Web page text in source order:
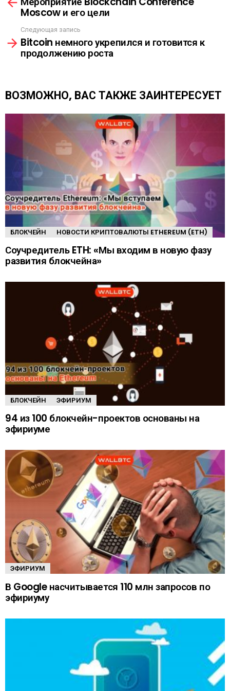
К
А
е
щ
Moscow и его цели
Следующая запись
Bitcoin немного укрепился и готовится к
продолжению роста
ВОЗМОЖНО, ВАС ТАКЖЕ ЗАИНТЕРЕСУЕТ
БЛОКЧЕЙН НОВОСТИ КРИПТОВАЛЮТЫ ETHEREUM (ETH)
Соучредитель ETH: «Мы входим в новую фазу
развития блокчейна»
БЛОКЧЕЙН ЭФИРИУМ
94 из 100 блокчейн-проектов основаны на
эфириуме
ЭФИРИУМ
В Google насчитывается 110 млн запросов по
эфириуму